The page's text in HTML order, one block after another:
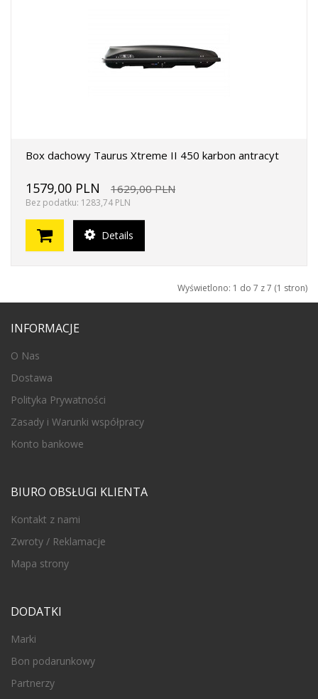
Box dachowy Taurus Xtreme II 450 karbon antracyt
1579,00 PLN 1629,00 PLN
Bez podatku: 1283,74 PLN
Details
Wyświetlono: 1 do 7 z 7 (1 stron)
INFORMACJE
O Nas
Dostawa
Polityka Prywatności
Zasady i Warunki współpracy
Konto bankowe
BIURO OBSŁUGI KLIENTA
Kontakt z nami
Zwroty / Reklamacje
Mapa strony
DODATKI
Marki
Bon podarunkowy
Partnerzy